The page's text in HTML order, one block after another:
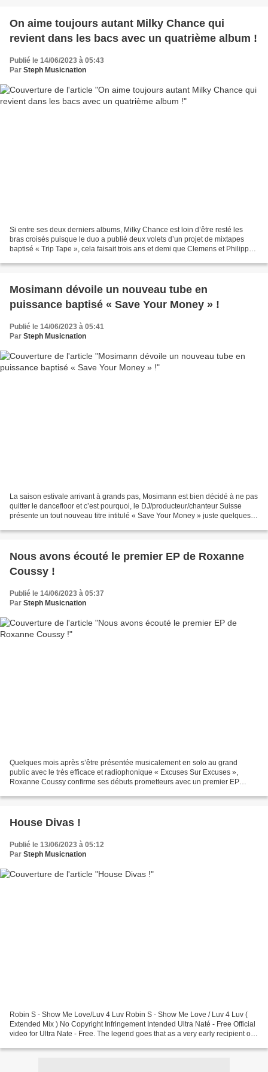
On aime toujours autant Milky Chance qui
revient dans les bacs avec un quatrième album !
Publié le 14/06/2023 à 05:43
Par Steph Musicnation
Si entre ses deux derniers albums, Milky Chance est loin d’être resté les
bras croisés puisque le duo a publié deux volets d’un projet de mixtapes
baptisé « Trip Tape », cela faisait trois ans et demi que Clemens et Philipp
Mosimann dévoile un nouveau tube en
puissance baptisé « Save Your Money » !
Publié le 14/06/2023 à 05:41
Par Steph Musicnation
La saison estivale arrivant à grands pas, Mosimann est bien décidé à ne pas
quitter le dancefloor et c’est pourquoi, le DJ/producteur/chanteur Suisse
présente un tout nouveau titre intitulé « Save Your Money » juste quelques
Nous avons écouté le premier EP de Roxanne
Coussy !
Publié le 14/06/2023 à 05:37
Par Steph Musicnation
Quelques mois après s’être présentée musicalement en solo au grand
public avec le très efficace et radiophonique « Excuses Sur Excuses »,
Roxanne Coussy confirme ses débuts prometteurs avec un premier EP
House Divas !
Publié le 13/06/2023 à 05:12
Par Steph Musicnation
Robin S - Show Me Love/Luv 4 Luv Robin S - Show Me Love / Luv 4 Luv (
Extended Mix ) No Copyright Infringement Intended Ultra Naté - Free Official
video for Ultra Nate - Free. The legend goes that as a very early recipient of a